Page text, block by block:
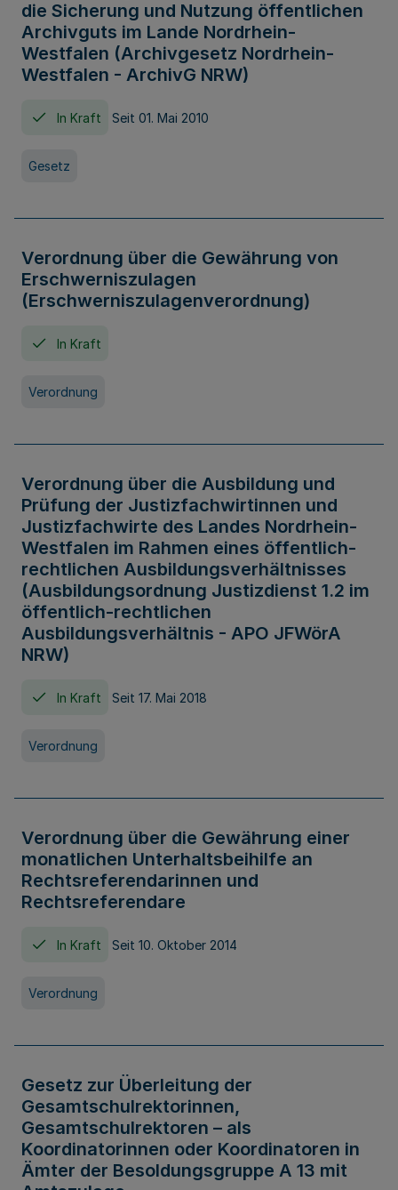
die Sicherung und Nutzung öffentlichen
Archivguts im Lande Nordrhein-
Westfalen (Archivgesetz Nordrhein-
Westfalen - ArchivG NRW)
In Kraft Seit 01. Mai 2010
Gesetz
Verordnung über die Gewährung von
Erschwerniszulagen
(Erschwerniszulagenverordnung)
In Kraft
Verordnung
Verordnung über die Ausbildung und
Prüfung der Justizfachwirtinnen und
Justizfachwirte des Landes Nordrhein-
Westfalen im Rahmen eines öffentlich-
rechtlichen Ausbildungsverhältnisses
(Ausbildungsordnung Justizdienst 1.2 im
öffentlich-rechtlichen
Ausbildungsverhältnis - APO JFWörA
NRW)
In Kraft Seit 17. Mai 2018
Verordnung
Verordnung über die Gewährung einer
monatlichen Unterhaltsbeihilfe an
Rechtsreferendarinnen und
Rechtsreferendare
In Kraft Seit 10. Oktober 2014
Verordnung
Gesetz zur Überleitung der
Gesamtschulrektorinnen,
Gesamtschulrektoren – als
Koordinatorinnen oder Koordinatoren in
Ämter der Besoldungsgruppe A 13 mit